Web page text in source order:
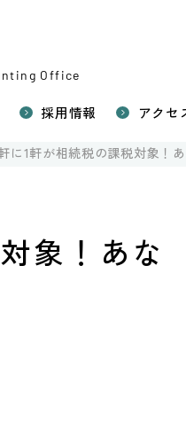
Office
採用情報 アクセ
に1軒が相続税の課税対象！
象！あな